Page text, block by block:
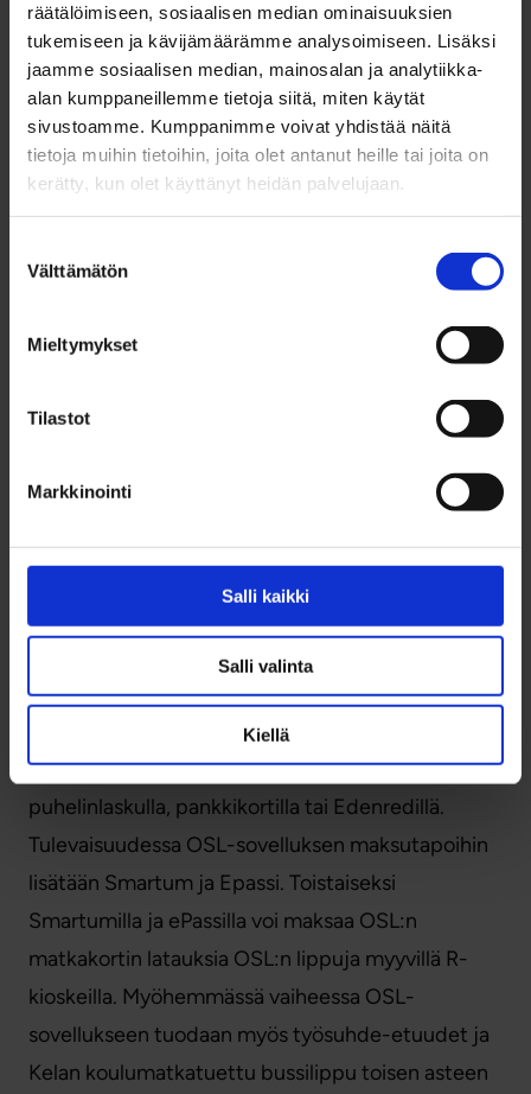
räätälöimiseen, sosiaalisen median ominaisuuksien
tukemiseen ja kävijämäärämme analysoimiseen. Lisäksi
jaamme sosiaalisen median, mainosalan ja analytiikka-
alan kumppaneillemme tietoja siitä, miten käytät
sivustoamme. Kumppanimme voivat yhdistää näitä
tietoja muihin tietoihin, joita olet antanut heille tai joita on
kerätty, kun olet käyttänyt heidän palvelujaan.
valinta
Välttämätön
Mieltymykset
Tilastot
Markkinointi
Salli kaikki
Salli valinta
Kiellä
ostettavan lapsen kertalipun
hinta
Vyöhyke
Hinta
1.4.2024
/ C / D
Lähi-B / B-
5,10 €
OSL-sovelluksessa lipun voi maksaa MobilePayllä,
puhelinlaskulla, pankkikortilla tai Edenredillä.
Tulevaisuudessa OSL-sovelluksen maksutapoihin
lisätään Smartum ja Epassi. Toistaiseksi
Smartumilla ja ePassilla voi maksaa OSL:n
matkakortin latauksia OSL:n lippuja myyvillä R-
kioskeilla. Myöhemmässä vaiheessa OSL-
sovellukseen tuodaan myös työsuhde-etuudet ja
Kelan koulumatkatuettu bussilippu toisen asteen